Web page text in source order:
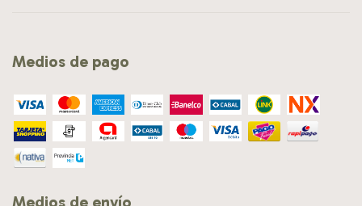
Medios de pago
Medios de envío